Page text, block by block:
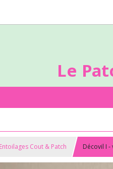
Le
Cout & Patch Décovil I -